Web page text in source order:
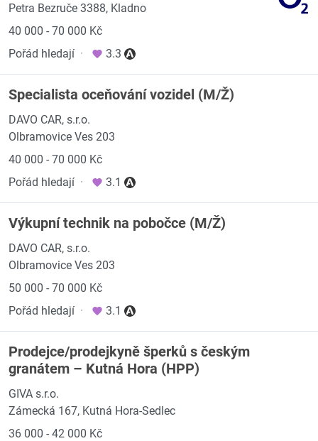
Petra Bezruče 3388, Kladno
40 000 - 70 000 Kč
Pořád hledají · 3.3
Specialista oceňování vozidel (M/Ž)
DAVO CAR, s.r.o.
Olbramovice Ves 203
40 000 - 70 000 Kč
Pořád hledají · 3.1
Výkupní technik na pobočce (M/Ž)
DAVO CAR, s.r.o.
Olbramovice Ves 203
50 000 - 70 000 Kč
Pořád hledají · 3.1
Prodejce/prodejkyně šperků s českým
granátem – Kutná Hora (HPP)
GIVA s.r.o.
Zámecká 167, Kutná Hora-Sedlec
36 000 - 42 000 Kč